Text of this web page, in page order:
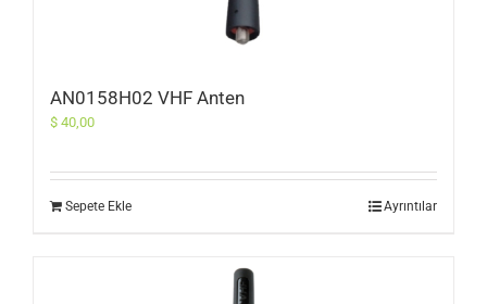
AN0158H02 VHF Anten
$ 40,00
Sepete Ekle Ayrıntılar